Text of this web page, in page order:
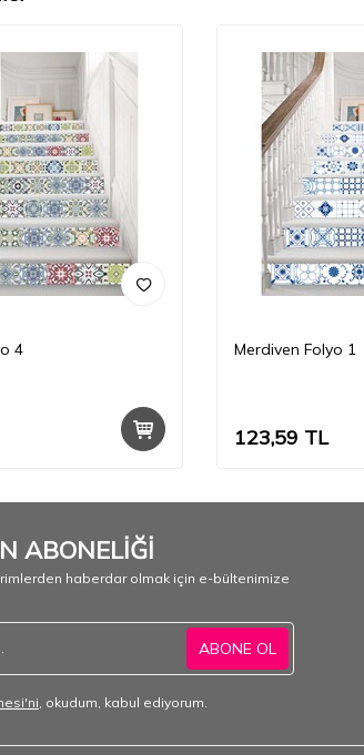
4 Merdiven Folyo 1
123,59 TL
ABONELİĞİ
haberdar olmak için e-bültenimize
ABONE OL
, okudum, kabul ediyorum.